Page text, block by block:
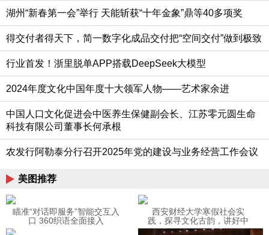
湖州“新春第一会”举行 天能斩获“十年金象”鼎等40多项奖
得交付者得天下，简一数字化成品交付把“空间交付”做到极致
行业首发！浙里脱单APP搭载DeepSeek大模型
2024年度文化中国年度十大领军人物——艺术家余进
中国人口文化促进会中医养生保健副会长、江苏零元圆生命
科技有限公司董事长何承根
农发行阿勒泰分行召开2025年党的建设与业务经营工作会议
美图推荐
瞄准“对话即服务”智能交互入
口 360织语全面接入
西安财经大学寒假社会实
践，探寻文化古韵，讲好中
国故事